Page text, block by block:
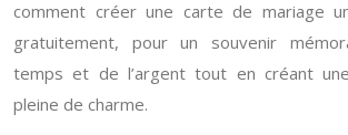
comment créer une carte de mariage
gratuitement, pour un souvenir
temps et de l’argent tout en créant
pleine de charme.